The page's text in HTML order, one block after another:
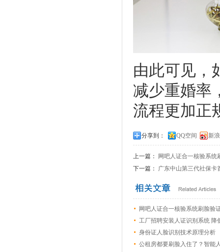
由此可见，
减少重婚率
流程更加正
分享到： QQ空间 新
上一篇：
网吧人证合一核验系统
下一篇： 广东中山第三代社保卡
网吧人证合一核验系统刷脸验
工厂招聘安装人证识别系统 降
身份证人脸识别技术原理分析
公租房都要刷脸入住了？智能